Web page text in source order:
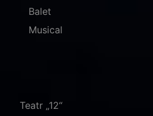
Balet
Musical
Teatr „12“